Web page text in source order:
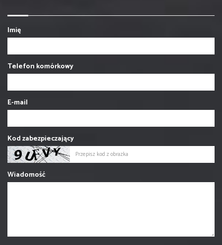
Imię
Telefon komórkowy
E-mail
Kod zabezpieczający
Wiadomość